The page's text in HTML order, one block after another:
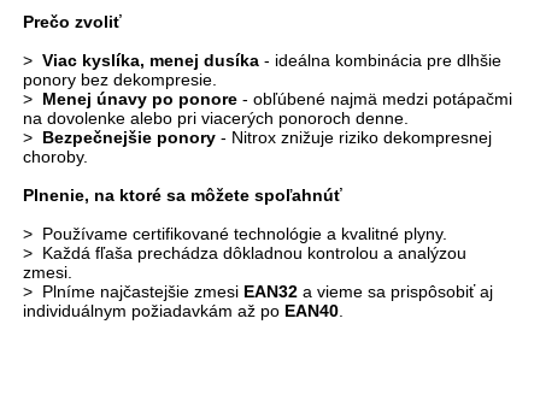
Prečo zvoliť
> Viac kyslíka, menej dusíka - ideálna kombinácia pre dlhšie
ponory bez dekompresie.
> Menej únavy po ponore - obľúbené najmä medzi potápačmi
na dovolenke alebo pri viacerých ponoroch denne.
> Bezpečnejšie ponory - Nitrox znižuje riziko dekompresnej
choroby.
Plnenie, na ktoré sa môžete spoľahnúť
> Používame certifikované technológie a kvalitné plyny.
> Každá fľaša prechádza dôkladnou kontrolou a analýzou
zmesi.
> Plníme najčastejšie zmesi EAN32 a vieme sa prispôsobiť aj
individuálnym požiadavkám až po EAN40